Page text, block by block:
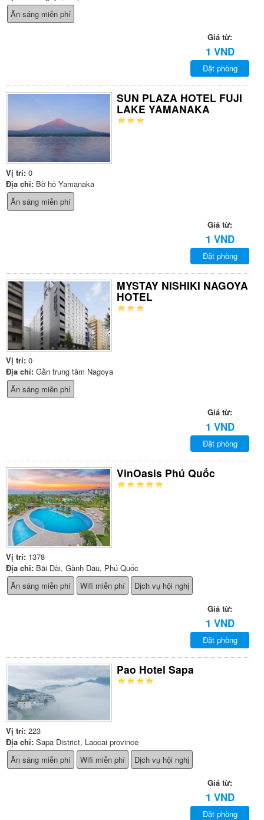
Ăn sáng miễn phí
Giá từ:
1 VND
Đặt phòng
SUN PLAZA HOTEL FUJI
LAKE YAMANAKA
Vị trí: 0
Địa chỉ: Bờ hồ Yamanaka
Ăn sáng miễn phí
Giá từ:
1 VND
Đặt phòng
MYSTAY NISHIKI NAGOYA
HOTEL
Vị trí: 0
Địa chỉ: Gần trung tâm Nagoya
Ăn sáng miễn phí
Giá từ:
1 VND
Đặt phòng
VinOasis Phú Quốc
Vị trí: 1378
Địa chỉ: Bãi Dài, Gành Dầu, Phú Quốc
Ăn sáng miễn phí
Wifi miễn phí Dịch vụ hội nghị
Giá từ:
1 VND
Đặt phòng
Pao Hotel Sapa
Vị trí: 223
Địa chỉ: Sapa District, Laocai province
Ăn sáng miễn phí
Wifi miễn phí Dịch vụ hội nghị
Giá từ:
1 VND
Đặt phòng